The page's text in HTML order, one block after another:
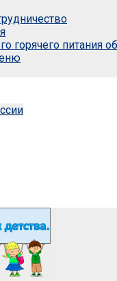
горячего питания